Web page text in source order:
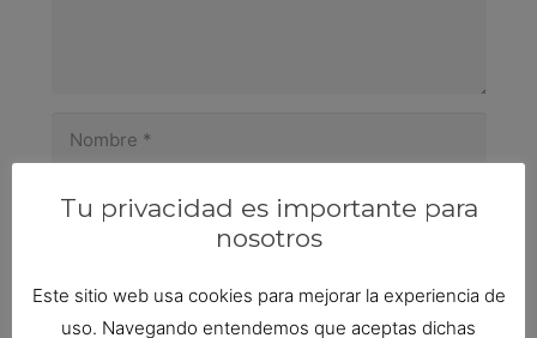
este navegador para la próxima vez que
comente.
Tu privacidad es importante para
nosotros
Este sitio web usa cookies para mejorar la experiencia de
uso. Navegando entendemos que aceptas dichas